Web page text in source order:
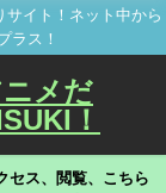
イト！ネット中から
ラス！
メだ
！
セス、閲覧、こちら